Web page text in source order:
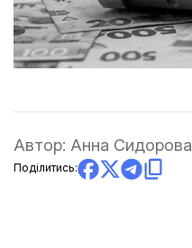
Автор: Анна Сидорова
Поділитись: